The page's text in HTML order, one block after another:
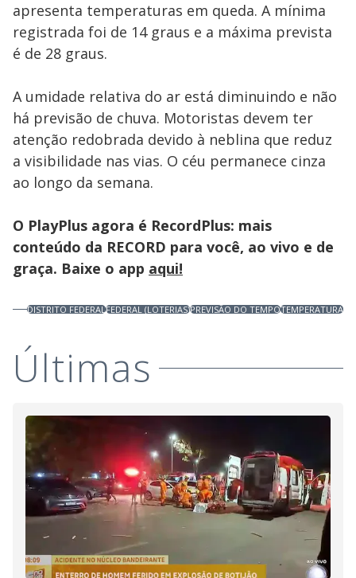
apresenta temperaturas em queda. A mínima
registrada foi de 14 graus e a máxima prevista
é de 28 graus.
A umidade relativa do ar está diminuindo e não
há previsão de chuva. Motoristas devem ter
atenção redobrada devido à neblina que reduz
a visibilidade nas vias. O céu permanece cinza
ao longo da semana.
O PlayPlus agora é RecordPlus: mais
conteúdo da RECORD para você, ao vivo e de
graça. Baixe o app aqui!
DISTRITO FEDERALFEDERAL (LOTERIAS)PREVISÃO DO TEMPOTEMPERATURA
Últimas